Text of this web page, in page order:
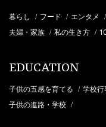
暮らし / フード / エンタメ /
夫婦・家族 / 私の生き方 /
EDUCATION
子供の五感を育てる / 学校
子供の進路・学校 /